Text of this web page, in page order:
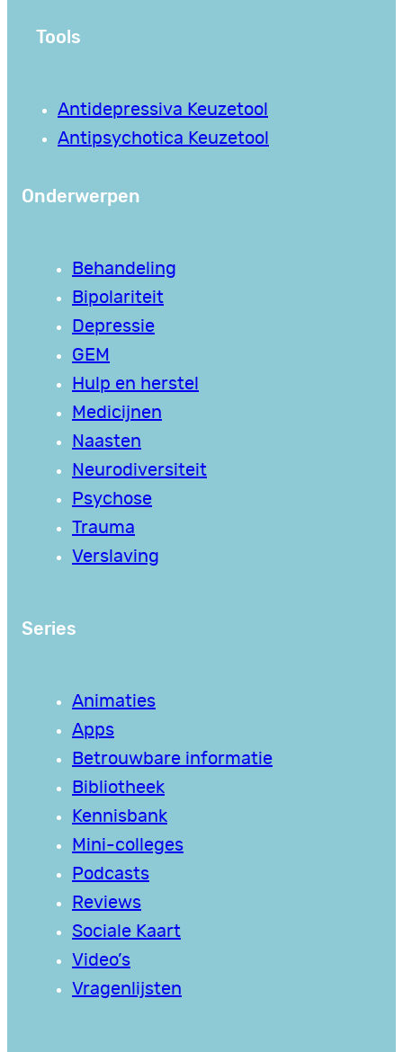
Tools
Antidepressiva Keuzetool
Antipsychotica Keuzetool
Onderwerpen
Behandeling
Bipolariteit
Depressie
GEM
Hulp en herstel
Medicijnen
Naasten
Neurodiversiteit
Psychose
Trauma
Verslaving
Series
Animaties
Apps
Betrouwbare informatie
Bibliotheek
Kennisbank
Mini-colleges
Podcasts
Reviews
Sociale Kaart
Video’s
Vragenlijsten